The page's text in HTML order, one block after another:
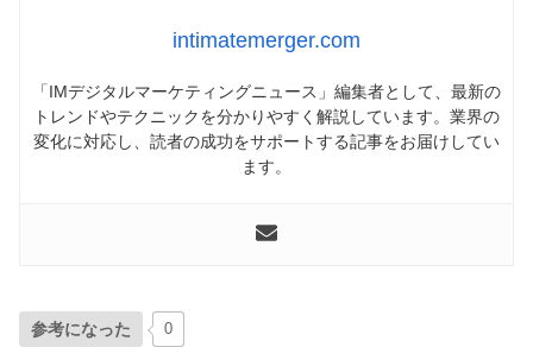
intimatemerger.com
「IMデジタルマーケティングニュース」編集者として、最新の
トレンドやテクニックを分かりやすく解説しています。業界の
変化に対応し、読者の成功をサポートする記事をお届けしてい
ます。
参考になった 0